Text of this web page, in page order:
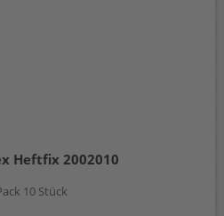
Heftfix 2002010
10 Stück